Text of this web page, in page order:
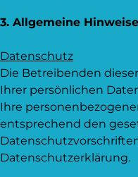
3. Allgemeine
Datenschutz
Die Betreibenden
Ihrer persönlichen
Ihre
entsprechend den
Datenschutzerklärung.